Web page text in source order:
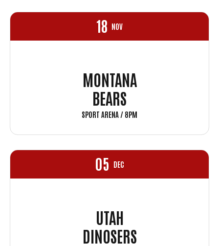
18 NOV
MONTANA
BEARS
SPORT ARENA / 8PM
05 DEC
UTAH
DINOSERS